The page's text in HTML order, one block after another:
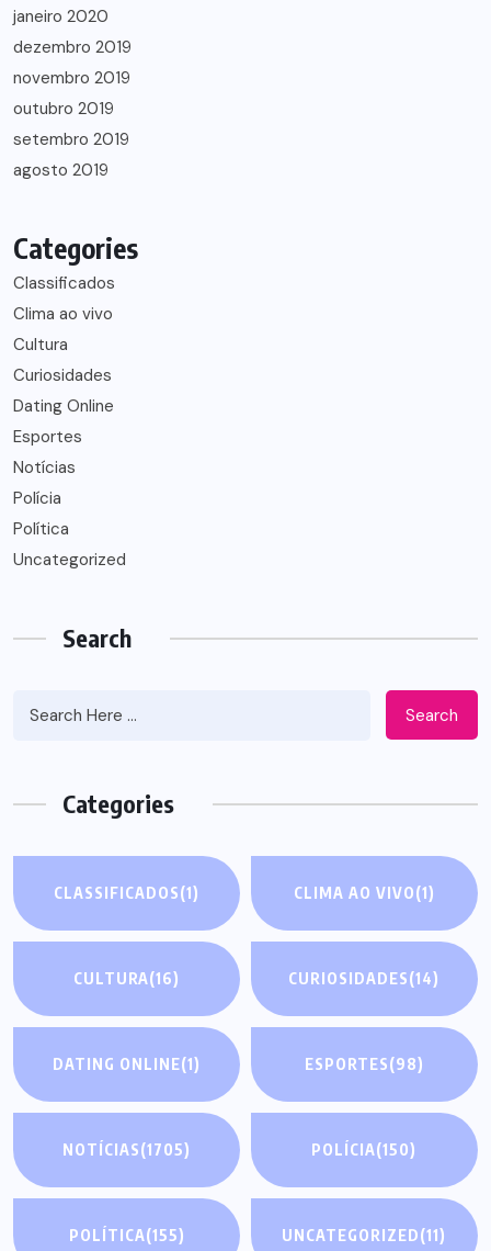
janeiro 2020
dezembro 2019
novembro 2019
outubro 2019
setembro 2019
agosto 2019
Categories
Classificados
Clima ao vivo
Cultura
Curiosidades
Dating Online
Esportes
Notícias
Polícia
Política
Uncategorized
Search
Search
Categories
CLASSIFICADOS(1) CLIMA AO VIVO(1)
CULTURA(16) CURIOSIDADES(14)
DATING ONLINE(1) ESPORTES(98)
NOTÍCIAS(1705) POLÍCIA(150)
POLÍTICA(155) UNCATEGORIZED(11)